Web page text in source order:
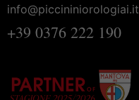
info@piccininiorologiai.it
+39 0376 222 190